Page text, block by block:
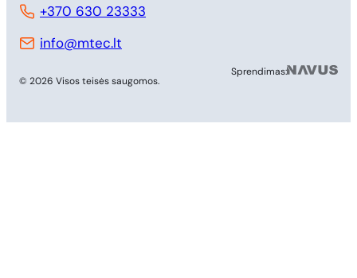
+370 630 23333
info@mtec.lt
© 2026 Visos teisės saugomos.
Sprendimas: MB